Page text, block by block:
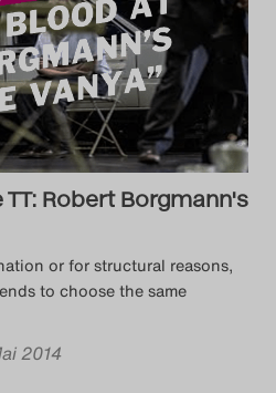
Robert Borgmann's
or for structural reasons,
to choose the same
2014